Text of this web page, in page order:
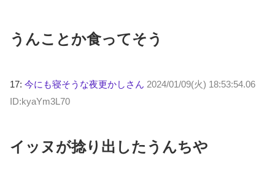
うんことか食ってそう
17: 今にも寝そうな夜更かしさん 2024/01/09(火) 18:53:54.06
ID:kyaYm3L70
イッヌが捻り出したうんちや